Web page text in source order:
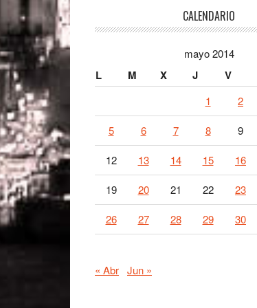
CALENDARIO
mayo 2014
L M X J V
1 2
5 6 7 8 9
12 13 14 15 16
19 20 21 22 23
26 27 28 29 30
« Abr Jun »